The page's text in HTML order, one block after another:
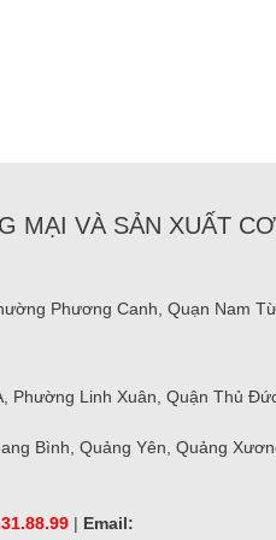
MẠI VÀ SẢN XUẤT
Phương Canh, Quạn Nam
Phường Linh Xuân, Quận Thủ
Bình, Quảng Yên, Quảng
| Email: